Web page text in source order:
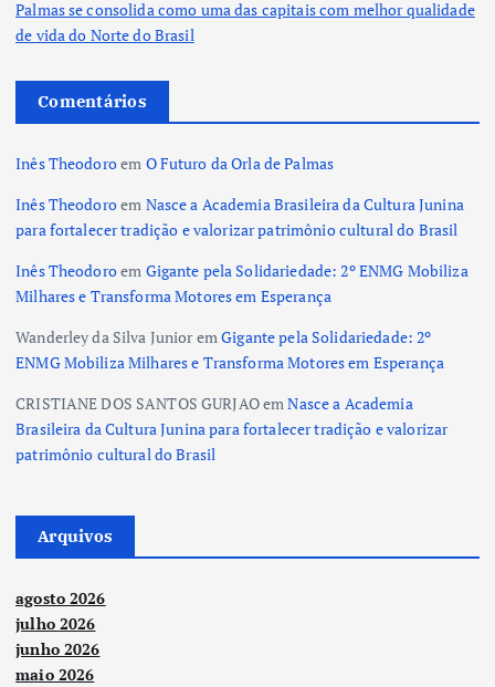
Palmas se consolida como uma das capitais com melhor qualidade
de vida do Norte do Brasil
Comentários
Inês Theodoroem O Futuro da Orla de Palmas
Inês Theodoroem Nasce a Academia Brasileira da Cultura Junina
para fortalecer tradição e valorizar patrimônio cultural do Brasil
Inês Theodoroem Gigante pela Solidariedade: 2º ENMG Mobiliza
Milhares e Transforma Motores em Esperança
Wanderley da Silva JunioremGigante pela Solidariedade: 2º
ENMG Mobiliza Milhares e Transforma Motores em Esperança
CRISTIANE DOS SANTOS GURJAOemNasce a Academia
Brasileira da Cultura Junina para fortalecer tradição e valorizar
patrimônio cultural do Brasil
Arquivos
agosto 2026
julho 2026
junho 2026
maio 2026